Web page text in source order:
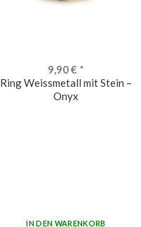
9,90€ *
Ring Weissmetall mit Stein –
Onyx
IN DEN WARENKORB